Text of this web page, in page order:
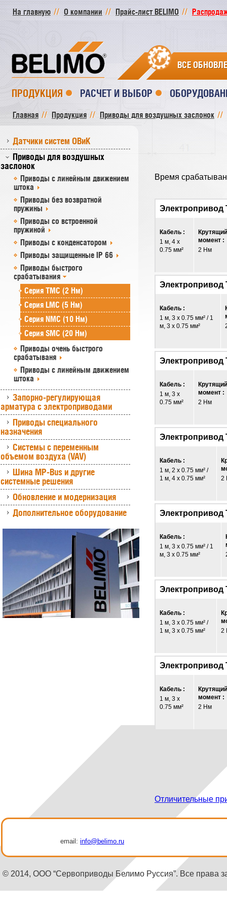
На главную О компании Прайс-лист BELIMO
ВСЕ
ПРОДУКЦИЯ РАСЧЕТ И ВЫБОР
Главная Продукция Приводы для воздушных заслонок
Датчики систем ОВиК
Приводы для воздушных
заслонок
Приводы с линейным движением
штока
Приводы без возвратной
пружины
Приводы со встроенной
пружиной
Приводы с конденсатором
Приводы защищенные IP 66
Приводы быстрого
срабатывания
Серия TMC (2 Нм)
Серия LMC (5 Нм)
Серия NMC (10 Нм)
Серия SMC (20 Нм)
Приводы очень быстрого
срабатываня
Приводы с линейным движением
штока
Запорно-регулирующая
арматура с электроприводами
Приводы специального
назначения
Системы с переменным
объемом воздуха (VAV)
Шина MP-Bus и другие
системные решения
Обновление и модернизация
Дополнительное оборудование
Время
Электропривод
Кабель :
1 м, 4 x
0.75 мм²
Крутящий
момент :
2 Нм
Электропривод
Кабель :
1 м, 3 x 0.75 мм² / 1
м, 3 x 0.75 мм²
Электропривод
Кабель :
1 м, 3 x
0.75 мм²
Крутящий
момент :
2 Нм
Электропривод
Кабель :
1 м, 2 x 0.75 мм² /
1 м, 4 x 0.75 мм²
2
Электропривод
Кабель :
1 м, 3 x 0.75 мм² / 1
м, 3 x 0.75 мм²
Электропривод
Кабель :
1 м, 3 x 0.75 мм² /
1 м, 3 x 0.75 мм²
2
Электропривод
Кабель :
1 м, 3 x
0.75 мм²
Крутящий
момент :
2 Нм
Отличительные
email: info@belimo.ru
© 2014, ООО “Сервоприводы Белимо Руссия”. Все права